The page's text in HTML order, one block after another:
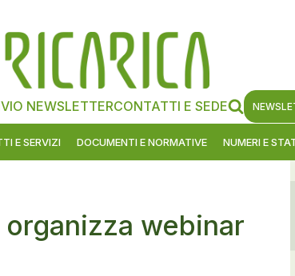
NEWSLETTERCONTATTI E SEDE
E SERVIZI DOCUMENTI E NORMATIVE NUMERI E
webinar